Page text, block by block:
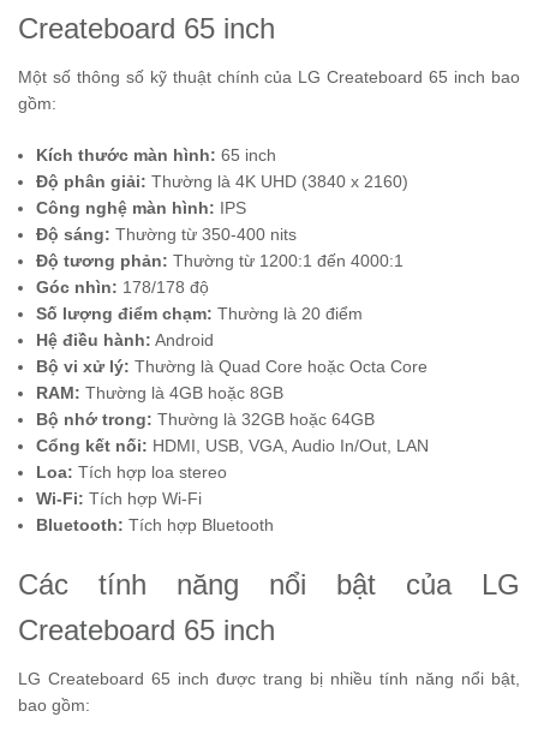
Createboard 65 inch
Một số thông số kỹ thuật chính của LG Createboard 65 inch bao
gồm:
Kích thước màn hình: 65 inch
Độ phân giải: Thường là 4K UHD (3840 x 2160)
Công nghệ màn hình: IPS
Độ sáng: Thường từ 350-400 nits
Độ tương phản: Thường từ 1200:1 đến 4000:1
Góc nhìn: 178/178 độ
Số lượng điểm chạm: Thường là 20 điểm
Hệ điều hành: Android
Bộ vi xử lý: Thường là Quad Core hoặc Octa Core
RAM: Thường là 4GB hoặc 8GB
Bộ nhớ trong: Thường là 32GB hoặc 64GB
Cổng kết nối: HDMI, USB, VGA, Audio In/Out, LAN
Loa: Tích hợp loa stereo
Wi-Fi: Tích hợp Wi-Fi
Bluetooth: Tích hợp Bluetooth
Các tính năng nổi bật của LG
Createboard 65 inch
LG Createboard 65 inch được trang bị nhiều tính năng nổi bật,
bao gồm: